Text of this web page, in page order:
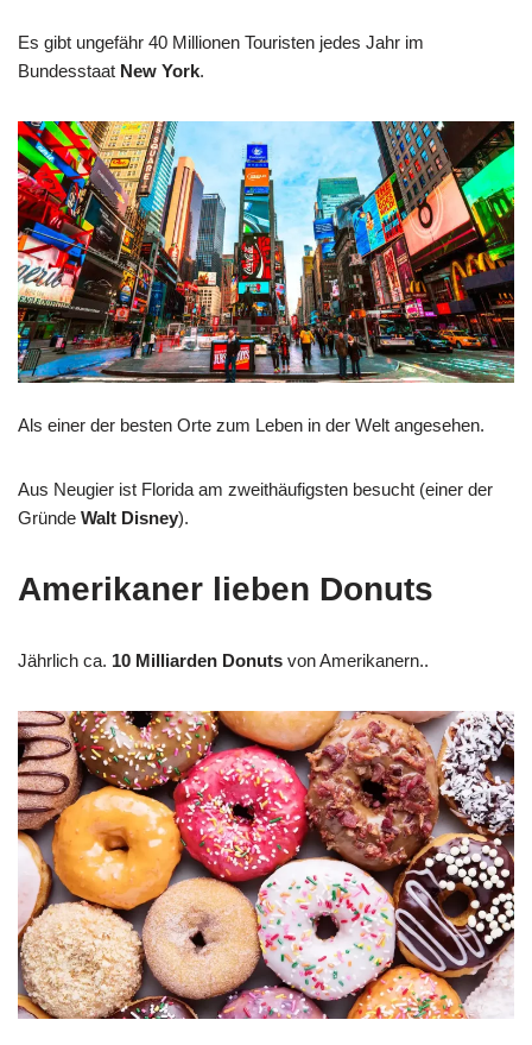
Es gibt ungefähr 40 Millionen Touristen jedes Jahr im
Bundesstaat New York.
Als einer der besten Orte zum Leben in der Welt angesehen.
Aus Neugier ist Florida am zweithäufigsten besucht (einer der
Gründe Walt Disney).
Amerikaner lieben Donuts
Jährlich ca. 10 Milliarden Donuts von Amerikanern..